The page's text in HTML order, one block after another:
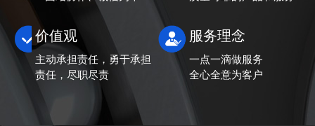
价值观
主动承担责任，勇于承担
责任，尽职尽责
服务理念
一点一滴做服务
全心全意为客户